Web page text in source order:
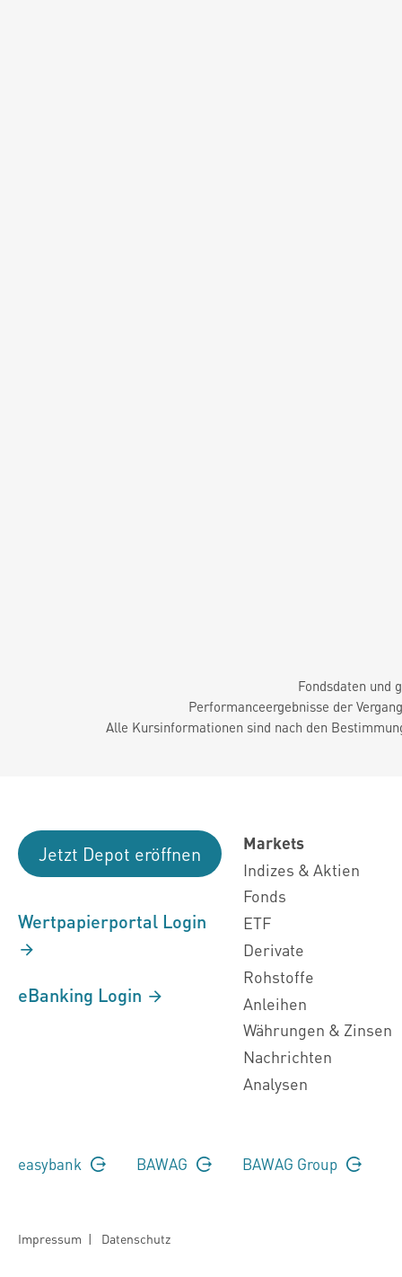
Fondsdaten und
Performanceergebnisse der
Alle Kursinformationen sind nach den
Jetzt Depot eröffnen
Wertpapierportal Login
eBanking Login
Markets
Indizes & Aktien
Fonds
ETF
Derivate
Rohstoffe
Anleihen
Währungen & Zinsen
Nachrichten
Analysen
easybank BAWAG BAWAG Group
Impressum | Datenschutz